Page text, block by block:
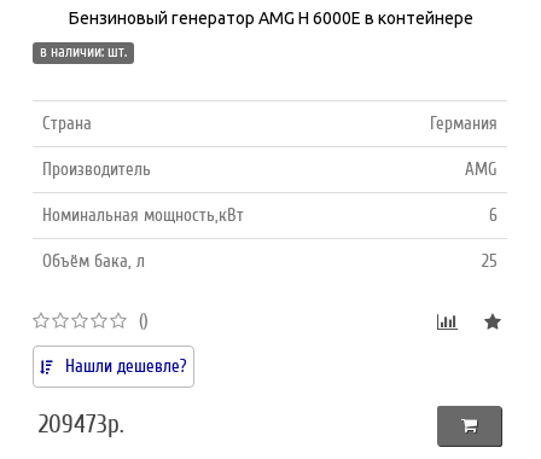
Бензиновый генератор AMG H 6000E в контейнере
в наличии: шт.
Страна Германия
Производитель AMG
Номинальная мощность,кВт 6
Объём бака, л 25
()
Нашли дешевле?
209473р.